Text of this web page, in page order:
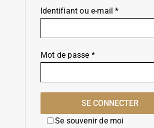
Identifiant ou e-mail*Obligatoire
Mot de passe *Obligatoire
Se souvenir de moi
SE CONNECTER